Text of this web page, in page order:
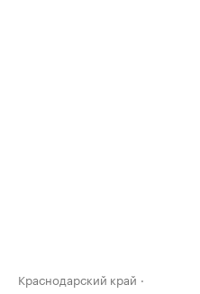
Краснодарский край